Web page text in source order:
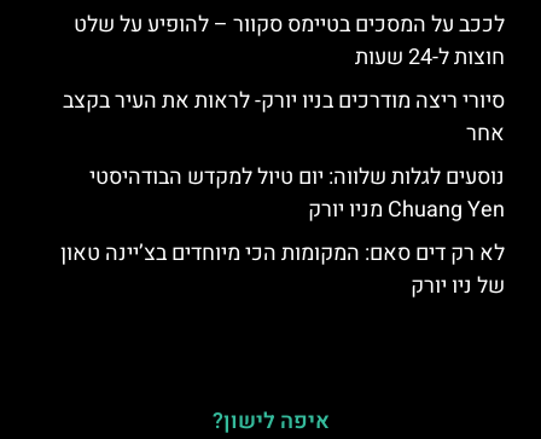
לככב על המסכים בטיימס סקוור – להופיע על שלט
חוצות ל-24 שעות
סיורי ריצה מודרכים בניו יורק- לראות את העיר בקצב
אחר
נוסעים לגלות שלווה: יום טיול למקדש הבודהיסטי
Chuang Yen מניו יורק
לא רק דים סאם: המקומות הכי מיוחדים בצ’יינה טאון
של ניו יורק
איפה לישון?